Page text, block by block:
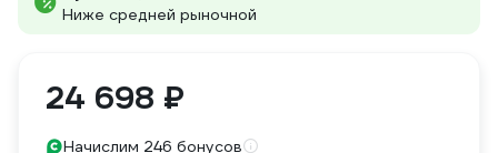
Ниже средней рыночной
24 698 ₽
Начислим 246 бонусов